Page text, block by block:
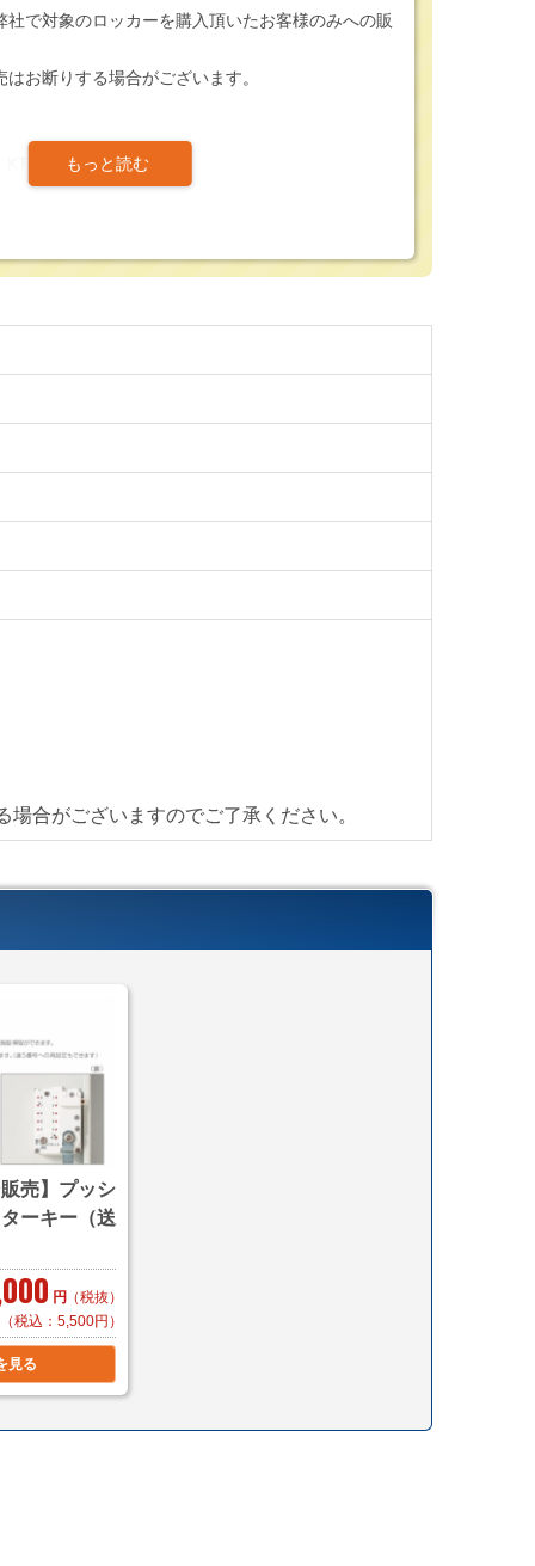
社で対象のロッカーを購入頂いたお客様のみへの販
お断りする場合がございます。
KTL410-D
のお取り扱いとなります。
合がございますのでご了承ください。
売】プッシ
ーキー（送
円 （税抜）
（税込：5,500円）
見る